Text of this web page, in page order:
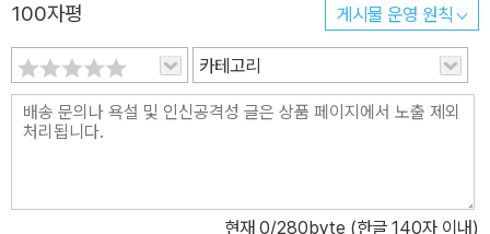
100자평 게시물 운영 원칙
카테고리
현재 0/280byte (한글 140자 이내)